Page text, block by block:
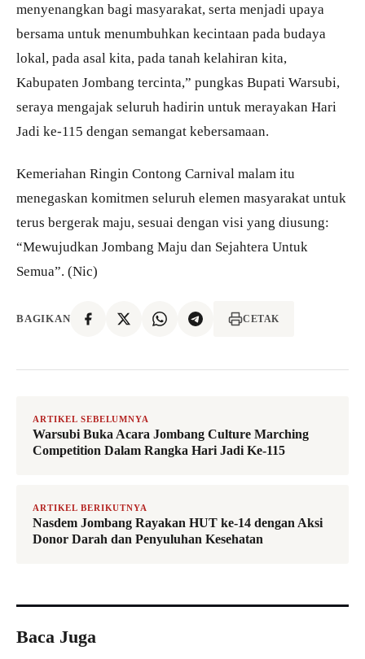
menyenangkan bagi masyarakat, serta menjadi upaya
bersama untuk menumbuhkan kecintaan pada budaya
lokal, pada asal kita, pada tanah kelahiran kita,
Kabupaten Jombang tercinta,” pungkas Bupati Warsubi,
seraya mengajak seluruh hadirin untuk merayakan Hari
Jadi ke-115 dengan semangat kebersamaan.
Kemeriahan Ringin Contong Carnival malam itu
menegaskan komitmen seluruh elemen masyarakat untuk
terus bergerak maju, sesuai dengan visi yang diusung:
“Mewujudkan Jombang Maju dan Sejahtera Untuk
Semua”. (Nic)
BAGIKAN CETAK
ARTIKEL SEBELUMNYA
Warsubi Buka Acara Jombang Culture Marching
Competition Dalam Rangka Hari Jadi Ke-115
ARTIKEL BERIKUTNYA
Nasdem Jombang Rayakan HUT ke-14 dengan Aksi
Donor Darah dan Penyuluhan Kesehatan
Baca Juga